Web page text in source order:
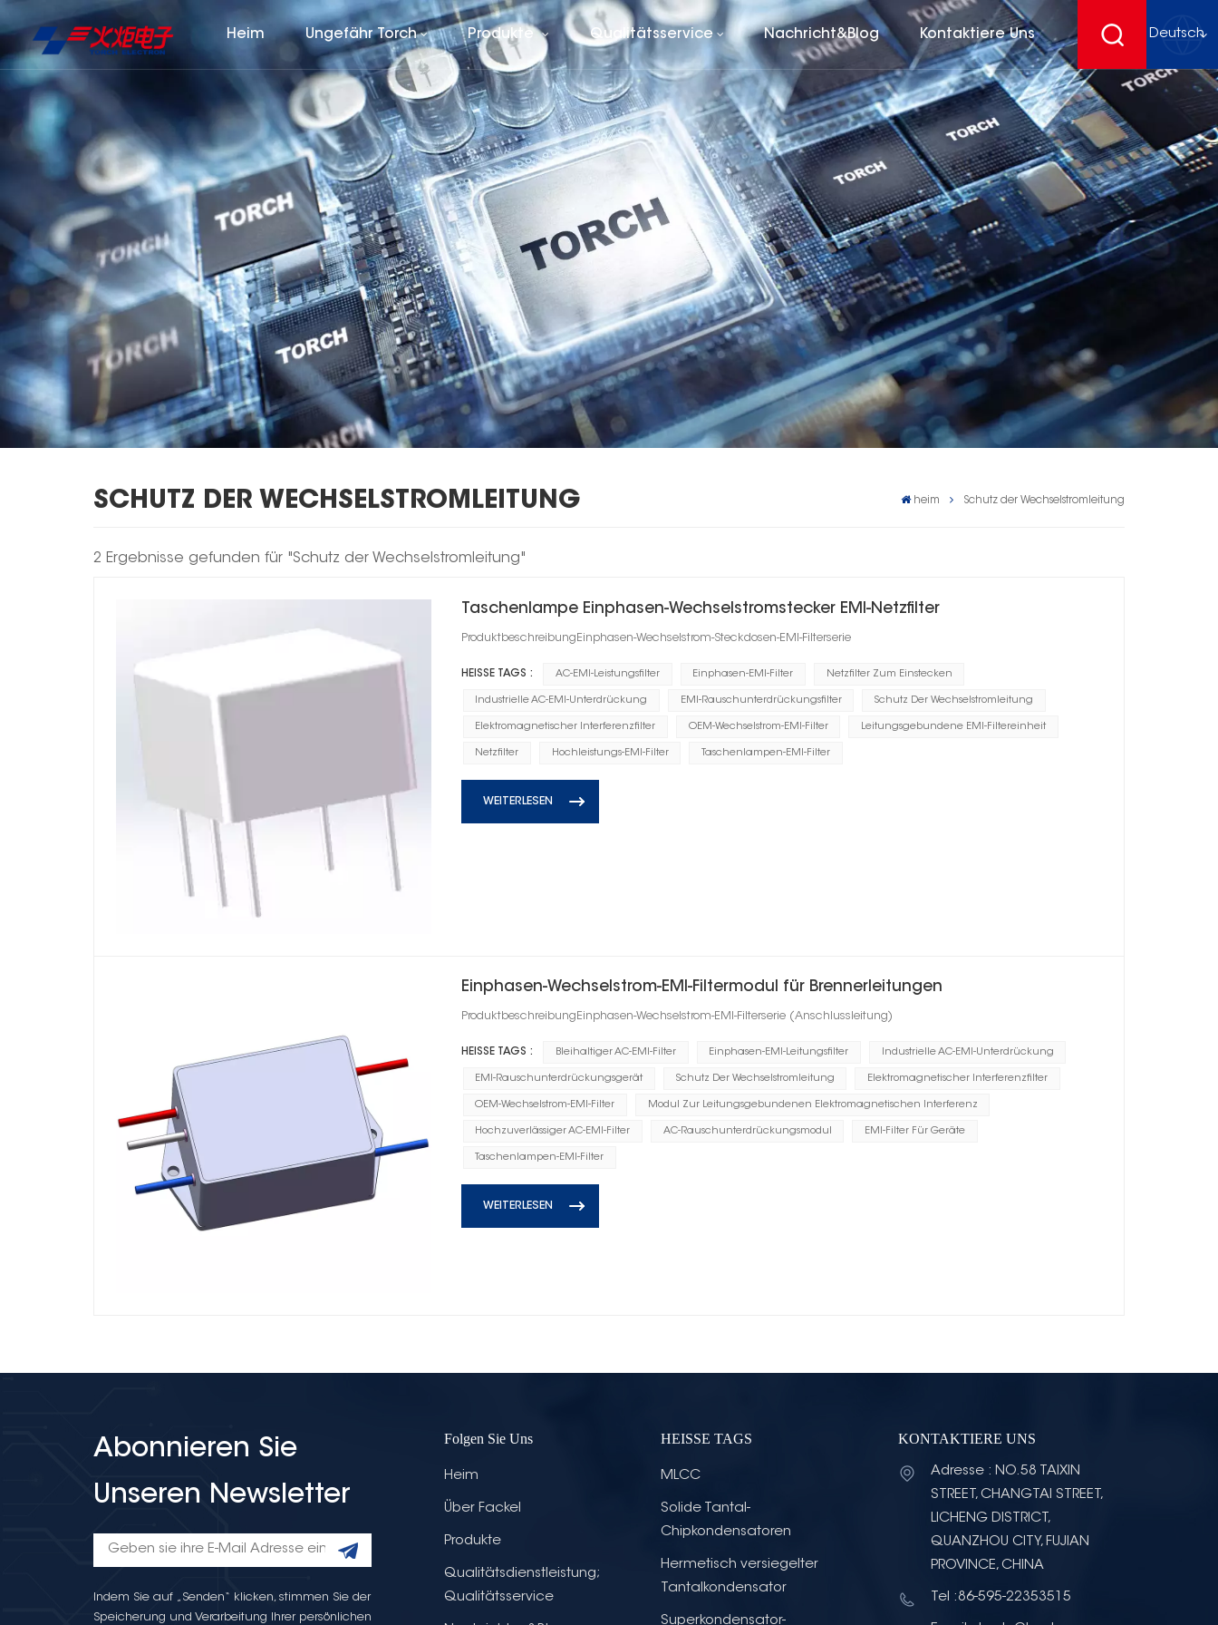
Heim Ungefähr Torch Produkte Qualitätsservice Nachricht&Blog Kontaktiere Uns Deutsch
English
français
Deutsch
español
SCHUTZ DER WECHSELSTROMLEITUNG heim Schutz der Wechselstromleitung
2 Ergebnisse gefunden für "Schutz der Wechselstromleitung"
Taschenlampe Einphasen-Wechselstromstecker EMI-Netzfilter
ProduktbeschreibungEinphasen-Wechselstrom-Steckdosen-EMI-Filterserie
HEISSE TAGS : AC-EMI-Leistungsfilter Einphasen-EMI-Filter Netzfilter Zum Einstecken
Industrielle AC-EMI-Unterdrückung EMI-Rauschunterdrückungsfilter Schutz Der Wechselstromleitung
Elektromagnetischer Interferenzfilter OEM-Wechselstrom-EMI-Filter Leitungsgebundene EMI-Filtereinheit
Netzfilter Hochleistungs-EMI-Filter Taschenlampen-EMI-Filter
WEITERLESEN
Einphasen-Wechselstrom-EMI-Filtermodul für Brennerleitungen
ProduktbeschreibungEinphasen-Wechselstrom-EMI-Filterserie (Anschlussleitung)
HEISSE TAGS : Bleihaltiger AC-EMI-Filter Einphasen-EMI-Leitungsfilter Industrielle AC-EMI-Unterdrückung
EMI-Rauschunterdrückungsgerät Schutz Der Wechselstromleitung Elektromagnetischer Interferenzfilter
OEM-Wechselstrom-EMI-Filter Modul Zur Leitungsgebundenen Elektromagnetischen Interferenz
Hochzuverlässiger AC-EMI-Filter AC-Rauschunterdrückungsmodul EMI-Filter Für Geräte
Taschenlampen-EMI-Filter
WEITERLESEN
Abonnieren Sie
Unseren Newsletter
Indem Sie auf „Senden“ klicken, stimmen Sie der
Speicherung und Verarbeitung Ihrer persönlichen
Folgen Sie Uns
Heim
Über Fackel
Produkte
Qualitätsdienstleistung;
Qualitätsservice
HEISSE TAGS
MLCC
Solide Tantal-
Chipkondensatoren
Hermetisch versiegelter
Tantalkondensator
Superkondensator-
KONTAKTIERE UNS
Adresse : NO.58 TAIXIN
STREET, CHANGTAI STREET,
LICHENG DISTRICT,
QUANZHOU CITY, FUJIAN
PROVINCE, CHINA
Tel :86-595-22353515